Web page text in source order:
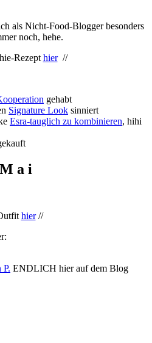
als Nicht-Food-Blogger besonders
noch, hehe.
Rezept hier//
gehabt
Signature Look sinniert
Esra-tauglich zu kombinieren, hihi
M a i
hier//
P. ENDLICH hier auf dem Blog